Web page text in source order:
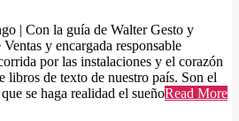
| Con la guía de Walter Gesto y
y encargada responsable
por las instalaciones y el corazón
libros de texto de nuestro país. Son el
se haga realidad el sueñoRead More